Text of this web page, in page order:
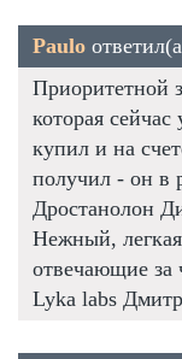
Paulo
Приоритетной
которая
купил и на
получил - он в
Дростанолон
Нежный,
отвечающие за
Lyka labs